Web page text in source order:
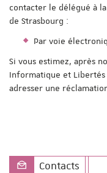
contacter le délégué à
de Strasbourg :
Par voie
Si vous estimez, après
Informatique et Libertés
adresser une
Contacts